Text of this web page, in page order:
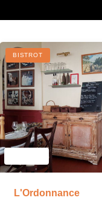
BISTROT
L'Ordonnance